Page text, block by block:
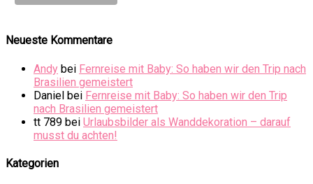
Neueste Kommentare
Andy bei Fernreise mit Baby: So haben wir den Trip nach
Brasilien gemeistert
Daniel bei Fernreise mit Baby: So haben wir den Trip
nach Brasilien gemeistert
tt 789 bei Urlaubsbilder als Wanddekoration – darauf
musst du achten!
Kategorien